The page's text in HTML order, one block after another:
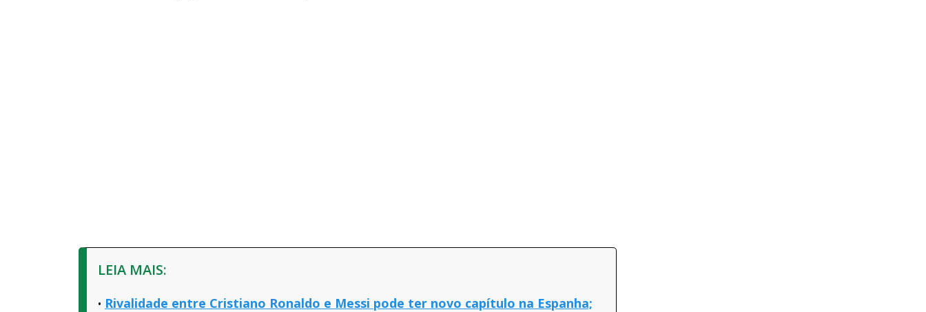
LEIA MAIS:
Rivalidade entre Cristiano Ronaldo e Messi pode ter novo capítulo na Espanha;